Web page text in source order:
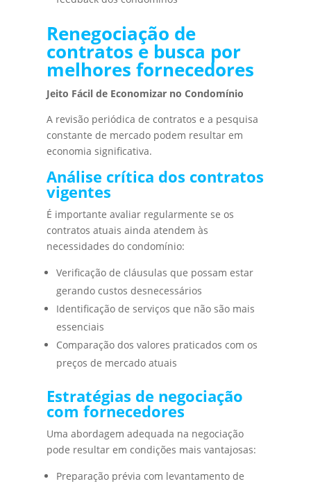
Renegociação de
contratos e busca por
melhores fornecedores
Jeito Fácil de Economizar no Condomínio
A revisão periódica de contratos e a pesquisa
constante de mercado podem resultar em
economia significativa.
Análise crítica dos contratos
vigentes
É importante avaliar regularmente se os
contratos atuais ainda atendem às
necessidades do condomínio:
Verificação de cláusulas que possam estar
gerando custos desnecessários
Identificação de serviços que não são mais
essenciais
Comparação dos valores praticados com os
preços de mercado atuais
Estratégias de negociação
com fornecedores
Uma abordagem adequada na negociação
pode resultar em condições mais vantajosas:
Preparação prévia com levantamento de